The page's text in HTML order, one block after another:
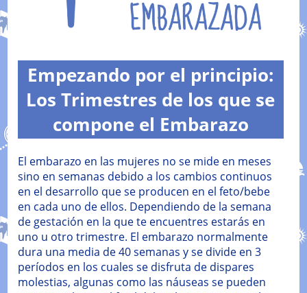
Empezando por el principio:
Los Trimestres de los que se
compone el Embarazo
El embarazo en las mujeres no se mide en meses
sino en semanas debido a los cambios continuos
en el desarrollo que se producen en el feto/bebe
en cada uno de ellos. Dependiendo de la semana
de gestación en la que te encuentres estarás en
uno u otro trimestre. El embarazo normalmente
dura una media de 40 semanas y se divide en 3
períodos en los cuales se disfruta de dispares
molestias, algunas como las náuseas se pueden